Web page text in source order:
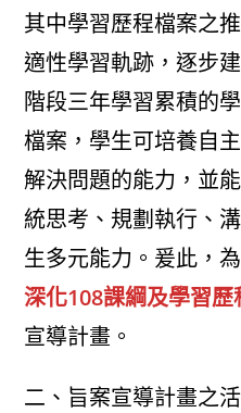
其中學習歷程檔案之
適性學習軌跡，逐步
階段三年學習累積的
檔案，學生可培養自
解決問題的能力，並
統思考、規劃執行、
生多元能力。爰此，
深化108課綱及學習
宣導計畫。
二、旨案宣導計畫之